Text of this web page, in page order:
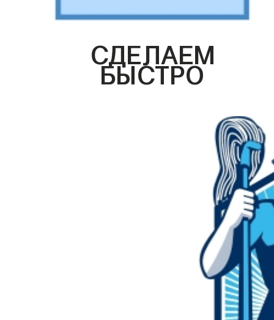
СДЕЛАЕМ
БЫСТРО